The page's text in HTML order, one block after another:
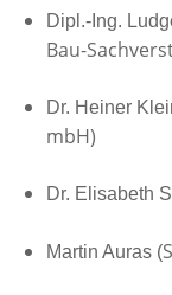
Dipl.-Ing.
Bau-
Dr. Heiner
mbH)
Dr. Elisabeth
Martin Auras (